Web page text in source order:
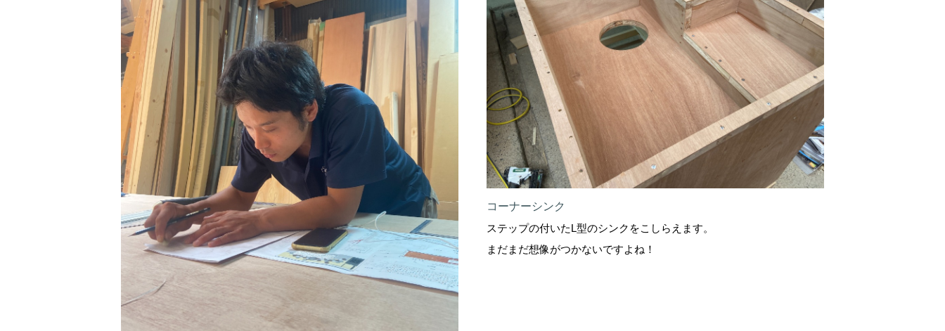
コーナーシンク
ステップの付いたL型のシンクをこしらえます。
まだまだ想像がつかないですよね！